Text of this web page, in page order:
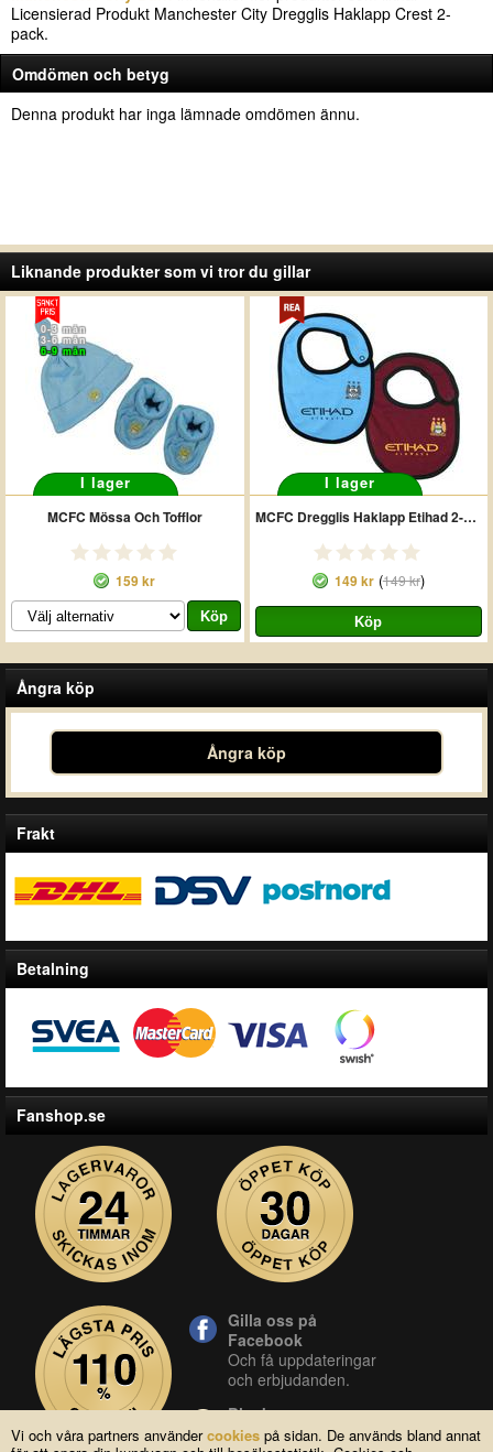
Vi och våra partners användercookies på sidan. De används bland annat
Licensierad Produkt Manchester City Dregglis Haklapp Crest 2-
pack.
Omdömen och betyg
Denna produkt har inga lämnade omdömen ännu.
Liknande produkter som vi tror du gillar
0-3 mån
3-6 mån
6-9 mån
I lager
MCFC Mössa Och Tofflor
159 kr
I lager
MCFC Dregglis Haklapp Etihad 2-pack
149 kr(149 kr)
Ångra köp
Ångra köp
Frakt
Betalning
Fanshop.se
Gilla oss på
Facebook
Och få uppdateringar
och erbjudanden.
Blocket
Vår butik på blocket.